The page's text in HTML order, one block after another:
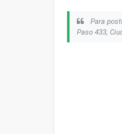
Para
Paso 433,